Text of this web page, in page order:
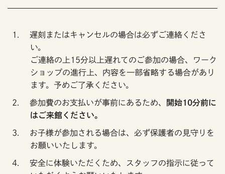
遅刻またはキャンセルの場合は必ずご連絡くださ
い。
ご連絡の上15分以上遅れてのご参加の場合、ワーク
ショップの進行上、内容を一部省略する場合があり
ます。予めご了承ください。
参加費のお支払いが事前にあるため、
開始10分前に
はご来館ください。
お子様が参加される場合は、必ず保護者の見守りを
お願いいたします。
安全に体験いただくため、スタッフの指示に従って